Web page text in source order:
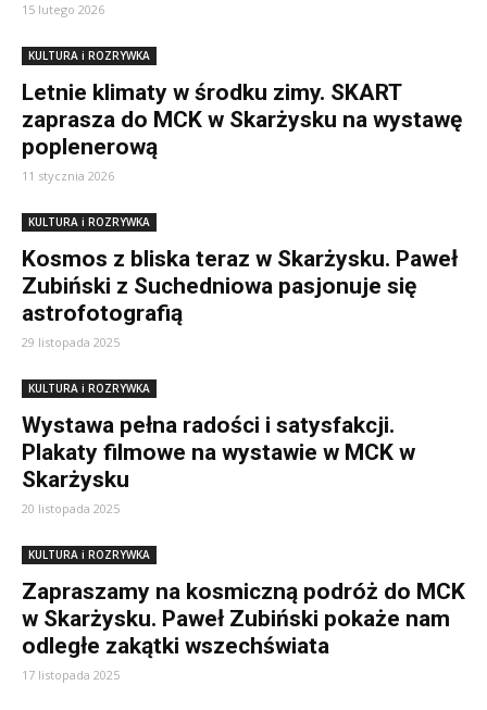
15 lutego 2026
KULTURA i ROZRYWKA
Letnie klimaty w środku zimy. SKART
zaprasza do MCK w Skarżysku na wystawę
poplenerową
11 stycznia 2026
KULTURA i ROZRYWKA
Kosmos z bliska teraz w Skarżysku. Paweł
Zubiński z Suchedniowa pasjonuje się
astrofotografią
29 listopada 2025
KULTURA i ROZRYWKA
Wystawa pełna radości i satysfakcji.
Plakaty filmowe na wystawie w MCK w
Skarżysku
20 listopada 2025
KULTURA i ROZRYWKA
Zapraszamy na kosmiczną podróż do MCK
w Skarżysku. Paweł Zubiński pokaże nam
odległe zakątki wszechświata
17 listopada 2025